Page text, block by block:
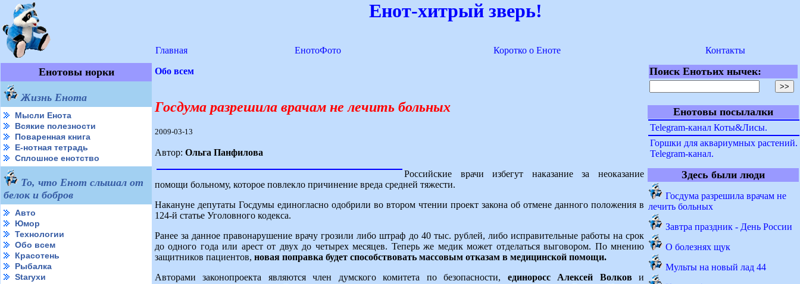
Енот-хитрый зверь!
Главная ЕнотоФото Коротко о Еноте Контакты
Енотовы норки
Жизнь Енота
Мысли Енота
Всякие полезности
Поваренная книга
Е-нотная тетрадь
Сплошное енотство
То, что Енот слышал от
белок и бобров
Авто
Юмор
Технологии
Обо всем
Красотень
Рыбалка
Starухи
Обо всем
Госдума разрешила врачам не лечить больных
2009-03-13
Автор: Ольга Панфилова
Российские врачи избегут наказание за неоказание
помощи больному, которое повлекло причинение вреда средней тяжести.
Накануне депутаты Госдумы единогласно одобрили во втором чтении проект закона об отмене данного положения в
124-й статье Уголовного кодекса.
Ранее за данное правонарушение врачу грозили либо штраф до 40 тыс. рублей, либо исправительные работы на срок
до одного года или арест от двух до четырех месяцев. Теперь же медик может отделаться выговором. По мнению
защитников пациентов, новая поправка будет способствовать массовым отказам в медицинской помощи.
Авторами законопроекта являются член думского комитета по безопасности, единоросс Алексей Волкови
Поиск Енотьих нычек:
Енотовы посылалки
Telegram-канал Коты&Лисы.
Горшки для аквариумных растений.
Telegram-канал.
Здесь были люди
Госдума разрешила врачам не
лечить больных
Завтра праздник - День России
О болезнях щук
Мульты на новый лад 44